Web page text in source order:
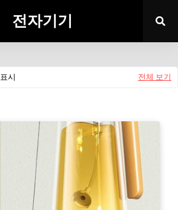
전자기기
시 전체 보기